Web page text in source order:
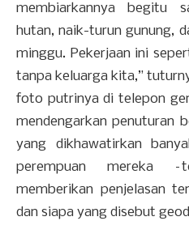
membiarkannya begitu
hutan, naik-turun gunung,
minggu. Pekerjaan ini
tanpa keluarga kita,”
foto putrinya di telepon
mendengarkan penuturan
yang dikhawatirkan
perempuan mereka
memberikan penjelasan
dan siapa yang disebut